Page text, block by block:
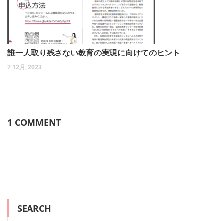
誰一人取り残さない教育の実現に向けてのヒント
7 12月, 2023
1 COMMENT
SEARCH